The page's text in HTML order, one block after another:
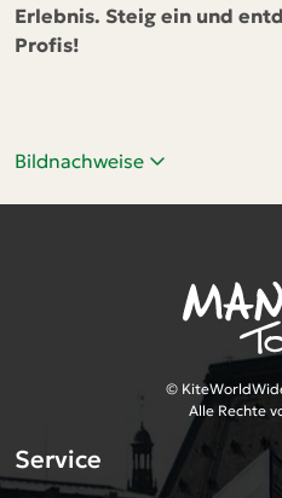
Erlebnis. Steig ein und
Profis!
Bildnachweise
©
Alle Rechte
Service